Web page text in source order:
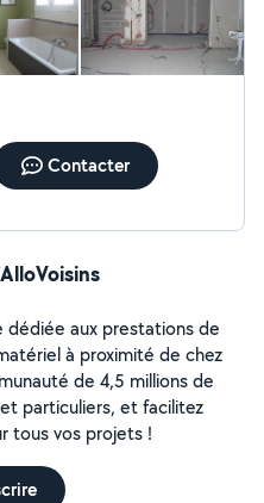
Contacter
dédiée aux prestations de
à proximité de chez
de 4,5 millions de
particuliers, et facilitez
tous vos projets !